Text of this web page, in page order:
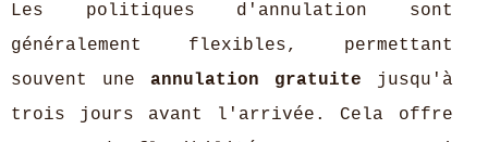
Les politiques d'annulation sont
généralement flexibles, permettant
souvent une annulation gratuite jusqu'à
trois jours avant l'arrivée. Cela offre